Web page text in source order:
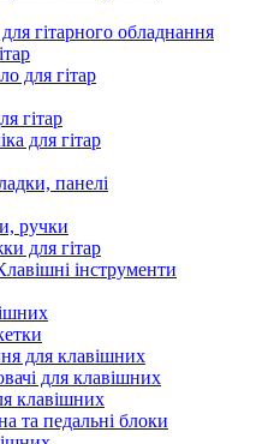
гітарного обладнання
для гітар
гітар
для гітар
панелі
ручки
для гітар
інструменти
для клавішних
для клавішних
клавішних
та педальні блоки